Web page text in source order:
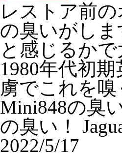
レストア前
の臭いがし
と感じるか
1980年代初
虜でこれを
Mini848の臭
の臭い！
2022/5/17